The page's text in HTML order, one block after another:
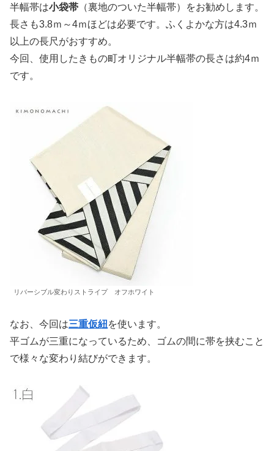
半幅帯は小袋帯 （裏地のついた半幅帯）をお勧めします。
長さも3.8ｍ～4ｍほどは必要です。ふくよかな方は4.3ｍ
以上の長尺がおすすめ。
今回、使用したきもの町オリジナル半幅帯の長さは約4ｍ
です。
リバーシブル変わりストライプ オフホワイト
なお、今回は三重仮紐を使います。
平ゴムが三重になっているため、ゴムの間に帯を挟むこと
で様々な変わり結びができます。